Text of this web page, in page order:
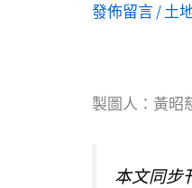
發佈留言/土
製圖人：黃昭
本文同步